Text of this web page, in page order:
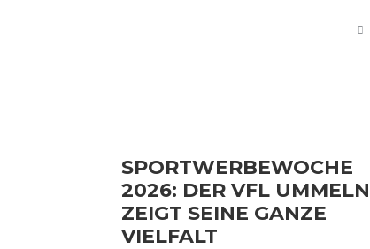
SPORTWERBEWOCHE
2026: DER VFL UMMELN
ZEIGT SEINE GANZE
VIELFALT